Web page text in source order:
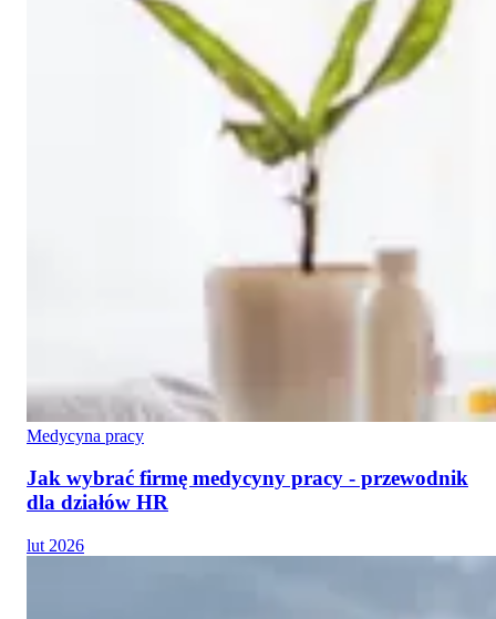
Medycyna pracy
Jak wybrać firmę medycyny pracy - przewodnik
dla działów HR
lut 2026